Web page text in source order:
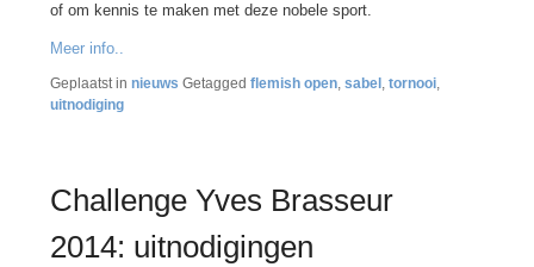
of om kennis te maken met deze nobele sport.
Meer info..
Geplaatst in nieuws Getagged flemish open, sabel , tornooi,
uitnodiging
Challenge Yves Brasseur
2014: uitnodigingen